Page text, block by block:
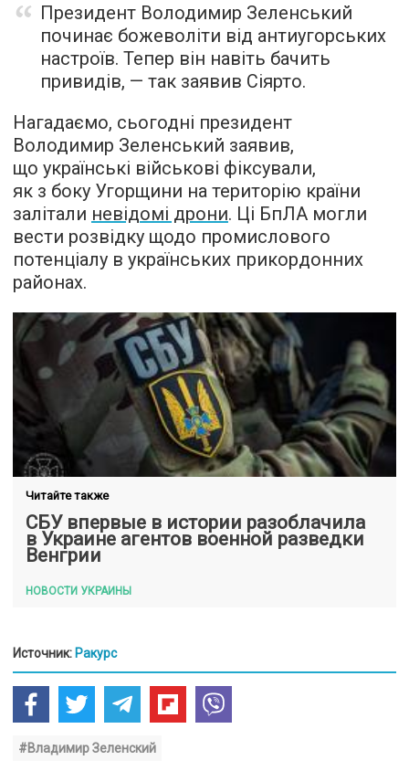
Президент Володимир Зеленський
починає божеволіти від антиугорських
настроїв. Тепер він навіть бачить
привидів, — так заявив Сіярто.
Нагадаємо, сьогодні президент
Володимир Зеленський заявив,
що українські військові фіксували,
як з боку Угорщини на територію країни
залітали невідомі дрони. Ці БпЛА могли
вести розвідку щодо промислового
потенціалу в українських прикордонних
районах.
Читайте также
СБУ впервые в истории разоблачила
в Украине агентов военной разведки
Венгрии
НОВОСТИ УКРАИНЫ
Источник: Ракурс
#Владимир Зеленский